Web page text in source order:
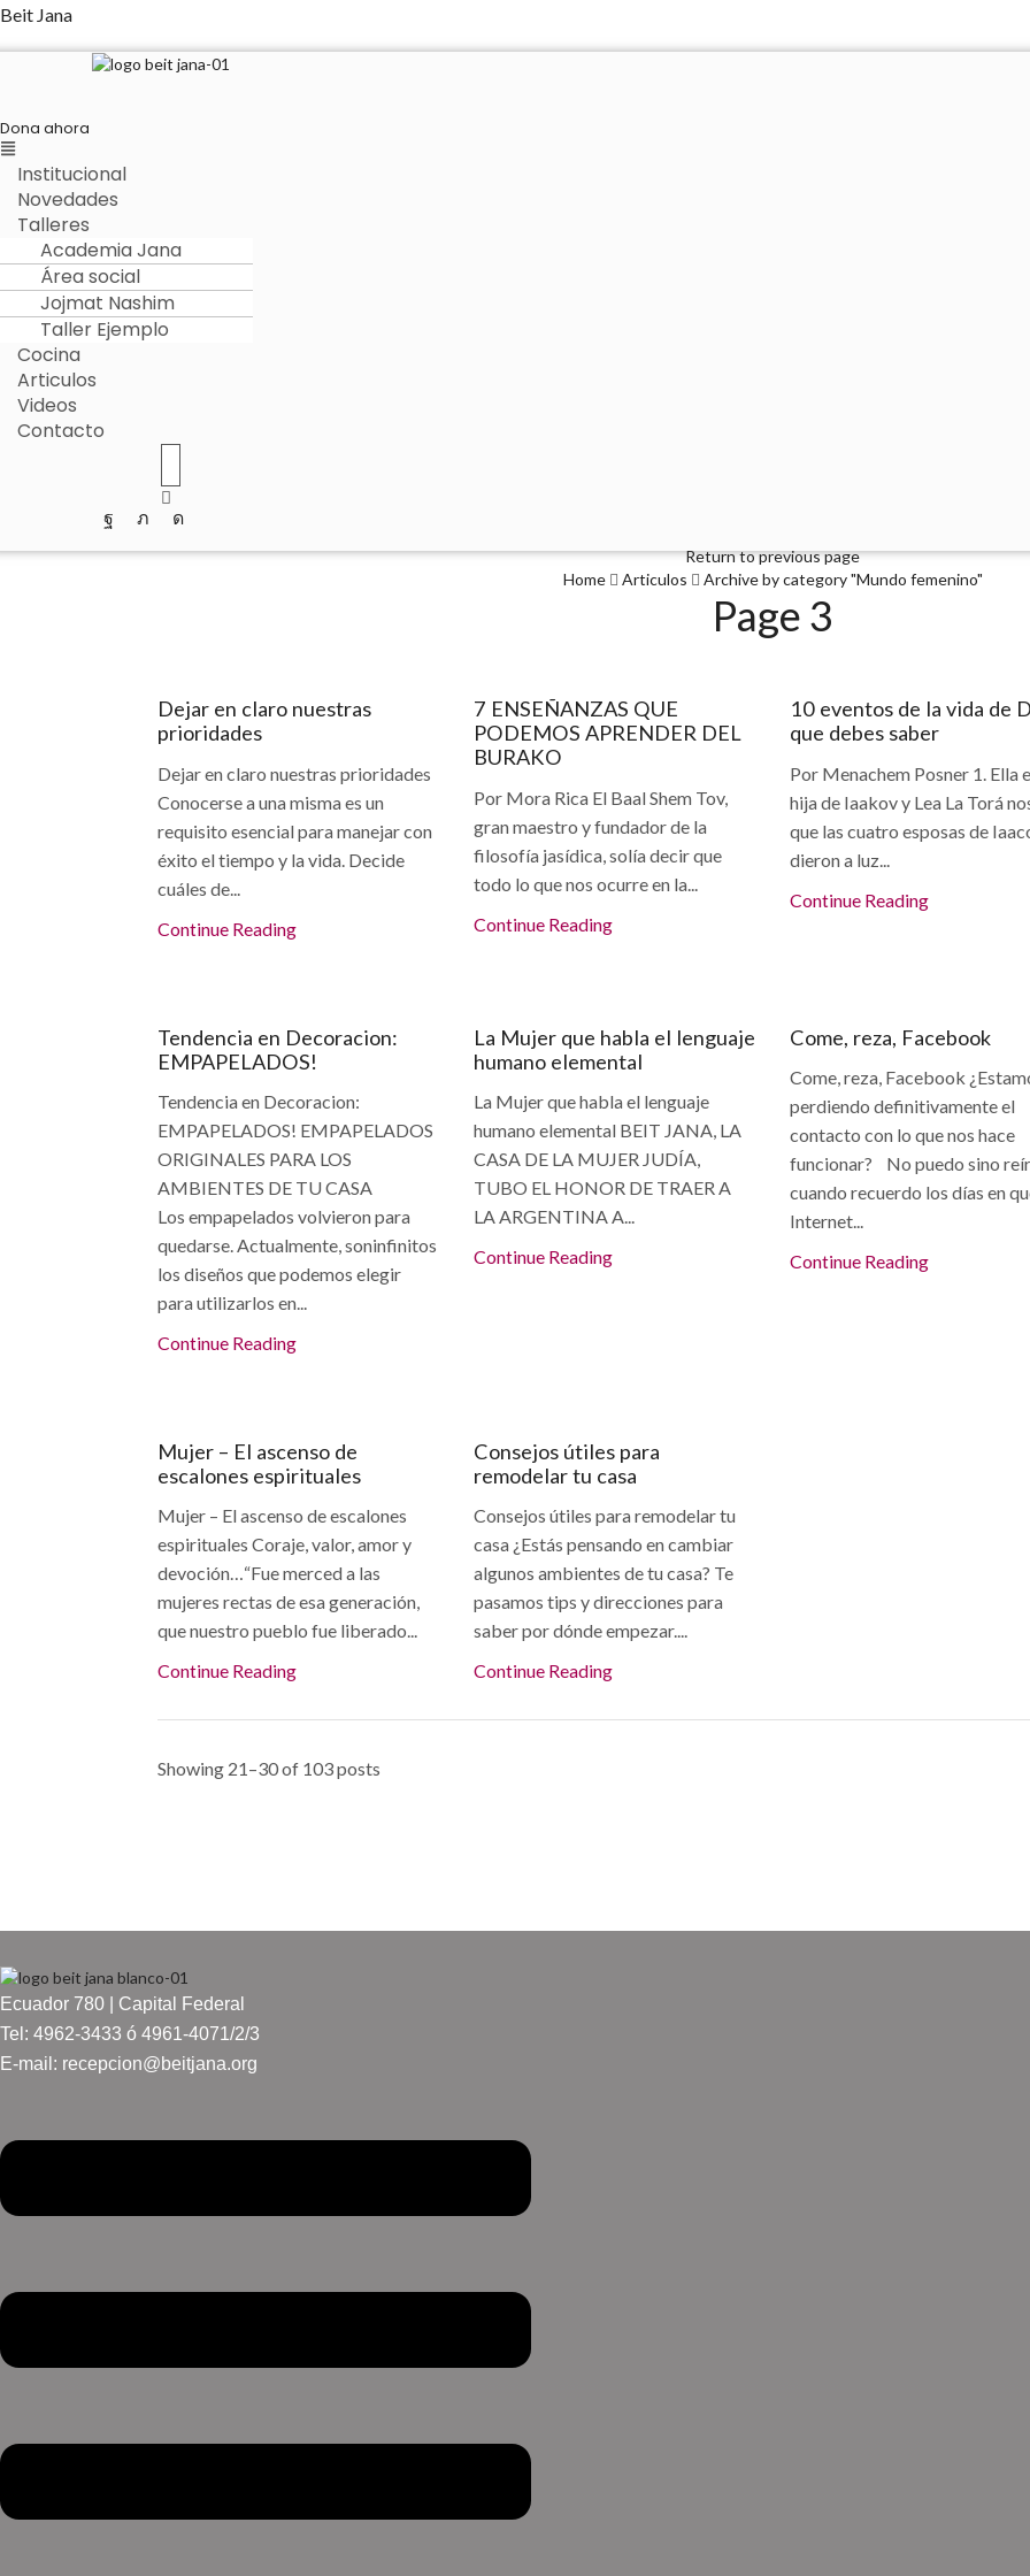
Beit Jana
Dona ahora
Menú
Institucional
Novedades
Talleres
Academia Jana
Área social
Jojmat Nashim
Taller Ejemplo
Cocina
Articulos
Videos
Contacto
Facebook
TwitterInstagram
Return to previous page
Home
Articulos Archive by category "Mundo femenino"
Page 3
Articulos
Dejar en claro nuestras
prioridades
Dejar en claro nuestras prioridades
Conocerse a una misma es un
requisito esencial para manejar con
éxito el tiempo y la vida. Decide
cuáles de...
Continue Reading
Articulos
7 ENSEÑANZAS QUE
PODEMOS APRENDER DEL
BURAKO
Por Mora Rica El Baal Shem Tov,
gran maestro y fundador de la
filosofía jasídica, solía decir que
todo lo que nos ocurre en la...
Continue Reading
Mujer judía
10 eventos de la vida de
que debes saber
Por Menachem Posner 1. Ella
hija de Iaakov y Lea La Torá
que las cuatro esposas de
dieron a luz...
Continue Reading
Articulos
Tendencia en Decoracion:
EMPAPELADOS!
Tendencia en Decoracion:
EMPAPELADOS! EMPAPELADOS
ORIGINALES PARA LOS
AMBIENTES DE TU CASA
Los empapelados volvieron para
quedarse. Actualmente, soninfinitos
los diseños que podemos elegir
para utilizarlos en...
Continue Reading
Articulos
La Mujer que habla el lenguaje
humano elemental
La Mujer que habla el lenguaje
humano elemental BEIT JANA, LA
CASA DE LA MUJER JUDÍA,
TUBO EL HONOR DE TRAER A
LA ARGENTINA A...
Continue Reading
Come, reza, Facebook
Come, reza, Facebook
perdiendo definitivamente el
contacto con lo que nos hace
funcionar? No puedo sino
cuando recuerdo los días en
Internet...
Continue Reading
Articulos
Mujer – El ascenso de
escalones espirituales
Mujer – El ascenso de escalones
espirituales Coraje, valor, amor y
devoción…“Fue merced a las
mujeres rectas de esa generación,
que nuestro pueblo fue liberado...
Continue Reading
Articulos
Consejos útiles para
remodelar tu casa
Consejos útiles para remodelar tu
casa ¿Estás pensando en cambiar
algunos ambientes de tu casa? Te
pasamos tips y direcciones para
saber por dónde empezar....
Continue Reading
Showing 21–30 of 103 posts
Ecuador 780 | Capital Federal
Tel: 4962-3433 ó 4961-4071/2/3
E-mail: recepcion@beitjana.org